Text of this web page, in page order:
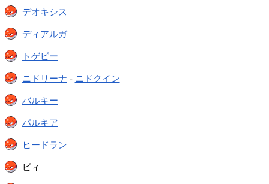
デオキシス
ディアルガ
トゲピー
ニドリーナ - ニドクイン
バルキー
パルキア
ヒードラン
ピィ